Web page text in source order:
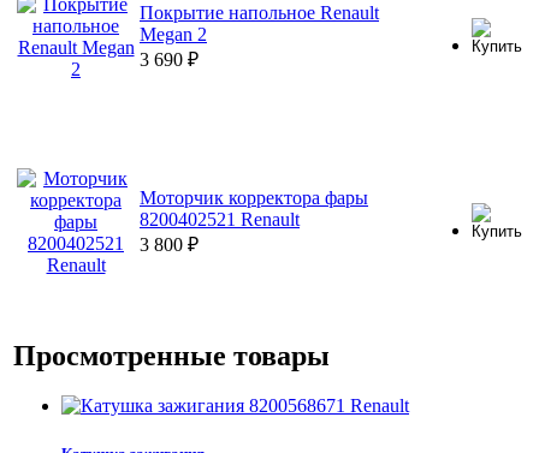
Покрытие напольное Renault
Megan 2
3 690 ₽
Моторчик корректора фары
8200402521 Renault
3 800 ₽
Просмотренные товары